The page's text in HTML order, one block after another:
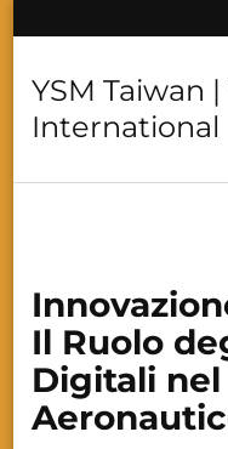
YSM Taiwan
International
Il Ruolo
Digitali